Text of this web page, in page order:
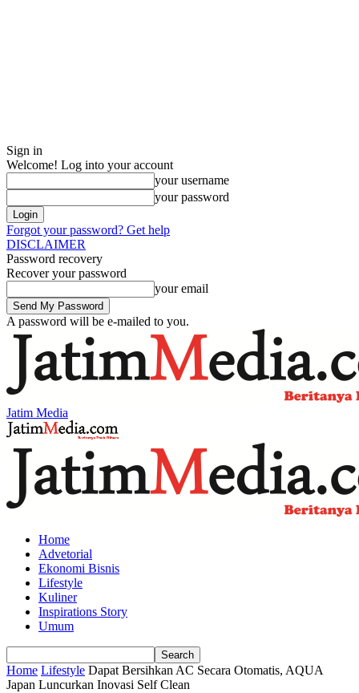
Sign in
Welcome! Log into your account
your username
your password
Forgot your password? Get help
DISCLAIMER
Password recovery
Recover your password
your email
A password will be e-mailed to you.
Jatim Media
Home
Advetorial
Ekonomi Bisnis
Lifestyle
Kuliner
Inspirations Story
Umum
Home Lifestyle Dapat Bersihkan AC Secara Otomatis, AQUA
Japan Luncurkan Inovasi Self Clean